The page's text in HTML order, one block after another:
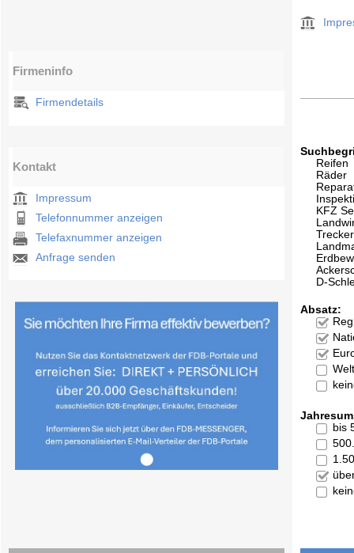
Firmeninfo
Firmendetails
Kontakt
Impressum
Telefonnummer anzeigen
Telefaxnummer anzeigen
Anfrage senden
Reifen
Räder
KFZ
Trecker
D-
Absatz:
bis